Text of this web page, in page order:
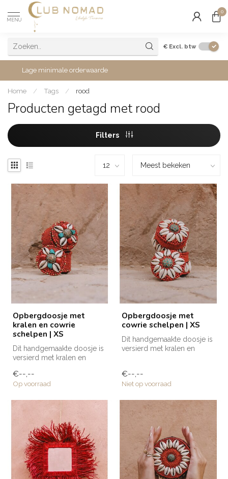
MENU
0
€ Excl. btw
Lage minimale orderwaarde
Home / Tags / rood
Producten getagd met rood
Filters
Opbergdoosje met
kralen en cowrie
schelpen | XS
Dit handgemaakte doosje is
versierd met kralen en
voorzien...
€--,--
Op voorraad
Opbergdoosje met
cowrie schelpen | XS
Dit handgemaakte doosje is
versierd met kralen en
€--,--
Niet op voorraad